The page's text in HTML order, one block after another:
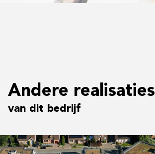
Andere realisaties
van dit bedrijf